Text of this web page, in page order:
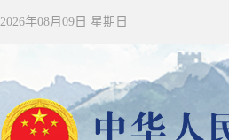
2026年08月09日 星期日